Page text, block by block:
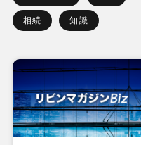
相続 知識